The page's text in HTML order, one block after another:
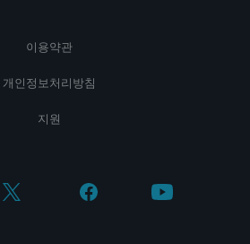
이용약관
개인정보처리방침
지원